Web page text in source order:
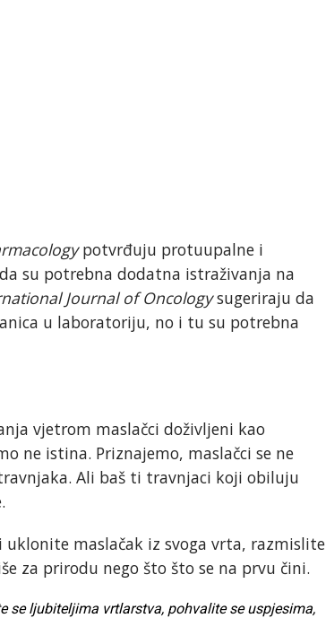
potvrđuju protuupalne i
su potrebna dodatna istraživanja na
Journal of Oncologysugeriraju da
u laboratoriju, no i tu su potrebna
vjetrom maslačci doživljeni kao
ne istina. Priznajemo, maslačci se ne
Ali baš ti travnjaci koji obiluju
maslačak iz svoga vrta, razmislite
za prirodu nego što što se na prvu čini.
se ljubiteljima vrtlarstva, pohvalite se uspjesima,